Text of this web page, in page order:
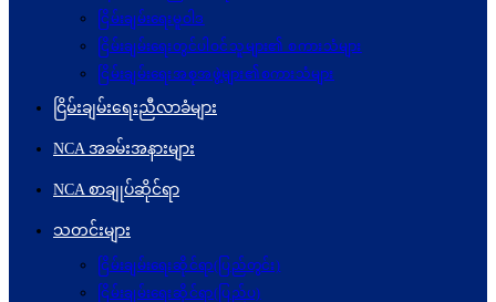
ငြိမ်းချမ်းရေးမူဝါဒ
ငြိမ်းချမ်းရေးတွင်ပါဝင်သူများ၏ စကားသံများ
ငြိမ်းချမ်းရေးအစုအဖွဲ့များ၏စကားသံများ
ငြိမ်းချမ်းရေးညီလာခံများ
NCA အခမ်းအနားများ
NCA စာချုပ်ဆိုင်ရာ
သတင်းများ
ငြိမ်းချမ်းရေးဆိုင်ရာ(ပြည်တွင်း)
ငြိမ်းချမ်းရေးဆိုင်ရာ(ပြည်ပ)